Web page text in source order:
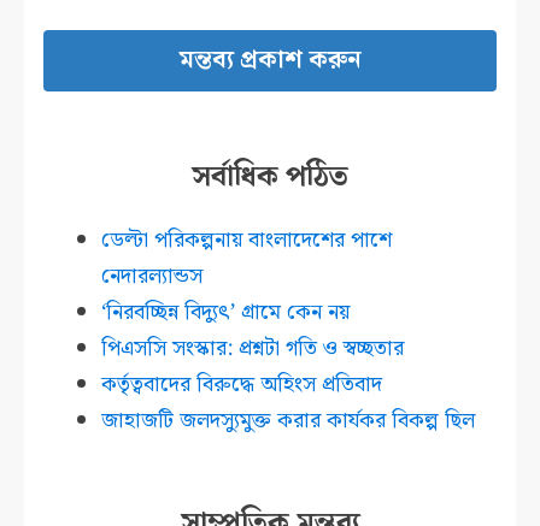
সর্বাধিক পঠিত
ডেল্টা পরিকল্পনায় বাংলাদেশের পাশে
নেদারল্যান্ডস
‘নিরবচ্ছিন্ন বিদ্যুৎ’ গ্রামে কেন নয়
পিএসসি সংস্কার: প্রশ্নটা গতি ও স্বচ্ছতার
কর্তৃত্ববাদের বিরুদ্ধে অহিংস প্রতিবাদ
জাহাজটি জলদস্যুমুক্ত করার কার্যকর বিকল্প ছিল